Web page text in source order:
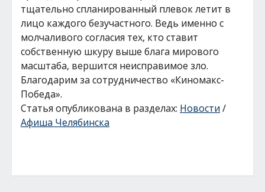
тщательно спланированный плевок летит в
лицо каждого безучастного. Ведь именно с
молчаливого согласия тех, кто ставит
собственную шкуру выше блага мирового
масштаба, вершится неисправимое зло.
Благодарим за сотрудничество «Киномакс-
Победа».
Статья опубликована в разделах: Новости/
Афиша Челябинска